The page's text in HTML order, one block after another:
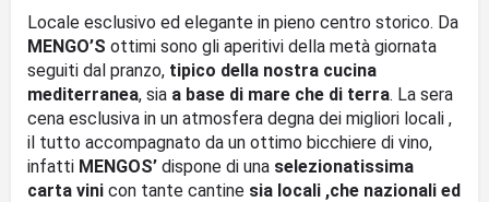
Locale esclusivo ed elegante in pieno centro storico. Da
MENGO’S ottimi sono gli aperitivi della metà giornata
seguiti dal pranzo, tipico della nostra cucina
mediterranea, sia a base di mare che di terra. La sera
cena esclusiva in un atmosfera degna dei migliori locali ,
il tutto accompagnato da un ottimo bicchiere di vino,
infatti MENGOS’ dispone di una selezionatissima
carta vini con tante cantine sia locali ,che nazionali ed